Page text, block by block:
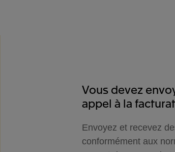
Vous devez
appel à la
Envoyez et recevez
conformément aux